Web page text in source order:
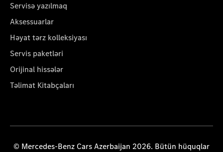
Servisə yazılmaq
Aksessuarlar
Həyat tərz kolleksiyası
Servis paketləri
Orijinal hissələr
Təlimat Kitabçaları
© Mercedes-Benz Cars Azerbaijan 2026. Bütün hüquqlar